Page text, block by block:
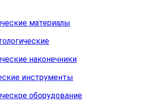
материалы
наконечники
инструменты
оборудование